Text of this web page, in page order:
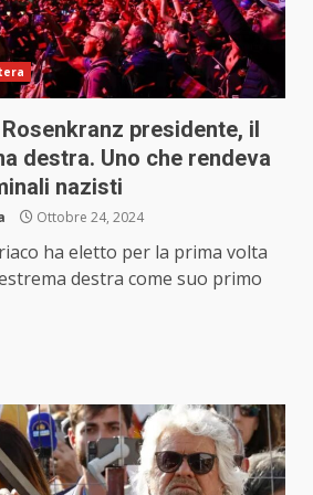
presidente, il
destra. Uno che rendeva
nazisti
Ottobre 24, 2024
ha eletto per la prima volta
destra come suo primo